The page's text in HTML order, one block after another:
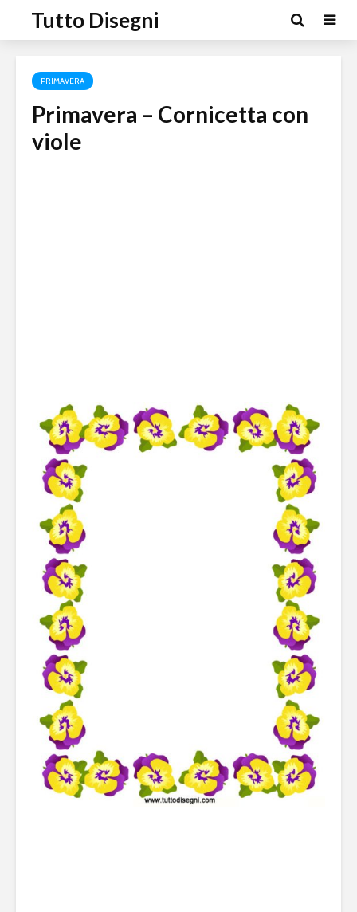
Tutto Disegni
PRIMAVERA
Primavera – Cornicetta con
viole